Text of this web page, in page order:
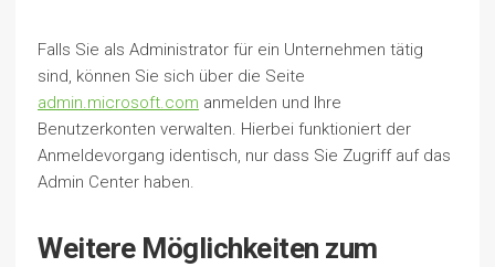
Falls Sie als Administrator für ein Unternehmen tätig
sind, können Sie sich über die Seite
admin.microsoft.com anmelden und Ihre
Benutzerkonten verwalten. Hierbei funktioniert der
Anmeldevorgang identisch, nur dass Sie Zugriff auf das
Admin Center haben.
Weitere Möglichkeiten zum